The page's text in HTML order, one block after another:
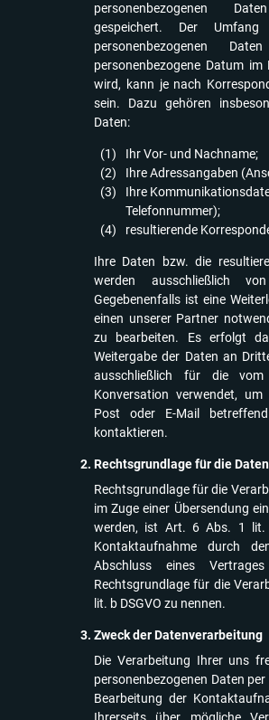
personenbezogenen
gespeichert. Der Umfang
personenbezogenen
personenbezogene Datum im
wird, kann je nach
sein. Dazu gehören
Daten:
Ihr Vor- und Nachname;
Ihre Adressangaben
Ihre
Telefonnummer);
resultierende
Ihre Daten bzw. die
werden ausschließlich
Gegebenenfalls ist eine
einen unserer Partner
zu bearbeiten. Es erfolgt
Weitergabe der Daten an
ausschließlich für die
Konversation verwendet,
Post oder E-Mail
kontaktieren.
Rechtsgrundlage für die
Rechtsgrundlage für die
im Zuge einer Übersendung
werden, ist Art. 6 Abs. 1 lit.
Kontaktaufnahme durch
Abschluss eines
Rechtsgrundlage für die
lit. b DSGVO zu nennen.
Zweck der Datenverarbeitung
Die Verarbeitung Ihrer uns
personenbezogenen Daten
Bearbeitung der